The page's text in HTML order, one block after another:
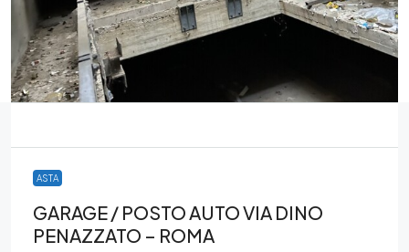
ASTA
GARAGE / POSTO AUTO VIA DINO
PENAZZATO – ROMA